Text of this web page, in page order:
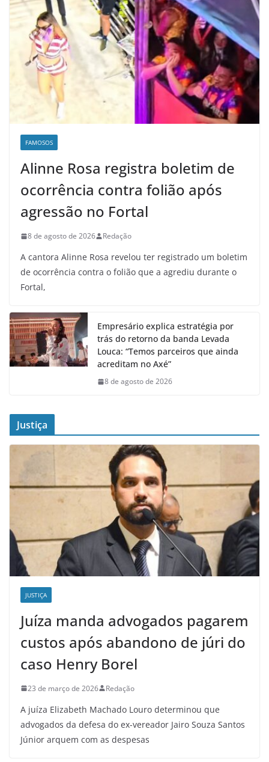
FAMOSOS
Alinne Rosa registra boletim de
ocorrência contra folião após
agressão no Fortal
8 de agosto de 2026 Redação
A cantora Alinne Rosa revelou ter registrado um boletim
de ocorrência contra o folião que a agrediu durante o
Fortal,
Empresário explica estratégia por
trás do retorno da banda Levada
Louca: “Temos parceiros que ainda
acreditam no Axé”
8 de agosto de 2026
Justiça
JUSTIÇA
Juíza manda advogados pagarem
custos após abandono de júri do
caso Henry Borel
23 de março de 2026 Redação
A juíza Elizabeth Machado Louro determinou que
advogados da defesa do ex-vereador Jairo Souza Santos
Júnior arquem com as despesas